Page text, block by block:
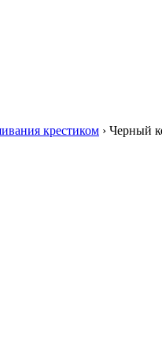
крестиком › Черный